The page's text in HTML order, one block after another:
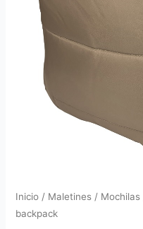
Inicio / Maletines / Mochilas
backpack